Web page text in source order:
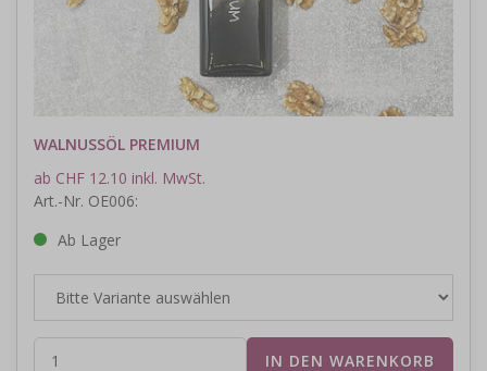
WALNUSSÖL PREMIUM
ab CHF 12.10 inkl. MwSt.
Art.-Nr. OE006:
Ab Lager